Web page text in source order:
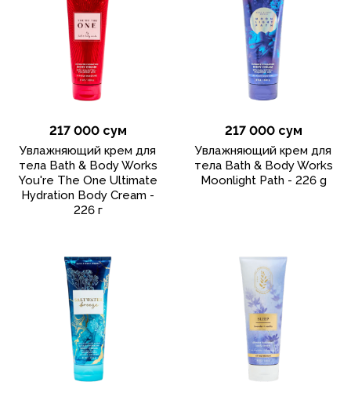
217 000 сум
Увлажняющий крем для
тела Bath & Body Works
You're The One Ultimate
Hydration Body Cream -
226 г
217 000 сум
Увлажняющий крем для
тела Bath & Body Works
Moonlight Path - 226 g